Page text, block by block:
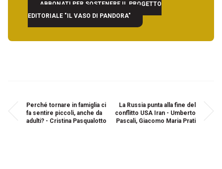
ABBONATI PER SOSTENERE IL PROGETTO
EDITORIALE "IL VASO DI PANDORA"
Perché tornare in famiglia ci
fa sentire piccoli, anche da
adulti? - Cristina Pasqualotto
La Russia punta alla fine del
conflitto USA Iran - Umberto
Pascali, Giacomo Maria Prati